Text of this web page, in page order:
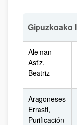
Gipuzkoako
Aleman
Astiz,
Beatriz
Aragoneses
Errasti,
Purificación